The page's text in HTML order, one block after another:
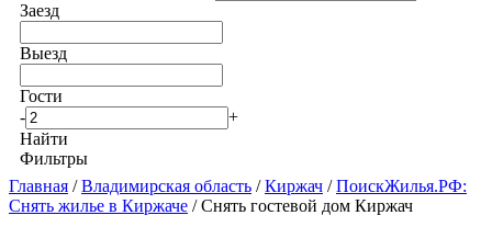
Заезд
Выезд
Гости
-
+
Найти
Фильтры
Главная /Владимирская область /Киржач /ПоискЖилья.РФ:
Снять жилье в Киржаче / Снять гостевой дом Киржач